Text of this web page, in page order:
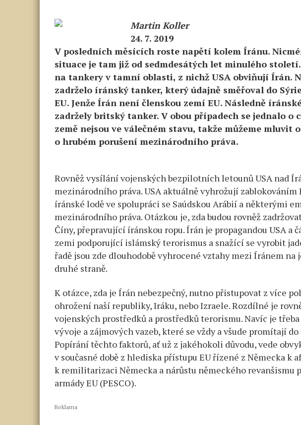
Martin Koller
24. 7. 2019
V posledních měsících roste napětí kolem Íránu.
situace je tam již od sedmdesátých let minulého
na tankery v tamní oblasti, z nichž USA obviňují Írán.
zadrželo íránský tanker, který údajně směřoval do
EU. Jenže Írán není členskou zemí EU. Následně
zadržely britský tanker. V obou případech se jednalo
země nejsou ve válečném stavu, takže můžeme
o hrubém porušení mezinárodního práva.
Rovněž vysílání vojenských bezpilotních letounů USA nad
mezinárodního práva. USA aktuálně vyhrožují
íránské lodě ve spolupráci se Saúdskou Arábií a některými
mezinárodního práva. Otázkou je, zda budou rovněž
Číny, přepravující íránskou ropu. Írán je propagandou USA a
zemi podporující islámský terorismus a snažící se vyrobit
řadě jsou zde dlouhodobě vyhrocené vztahy mezi Íránem na
druhé straně.
K otázce, zda je Írán nebezpečný, nutno přistupovat z více
ohrožení naší republiky, Iráku, nebo Izraele. Rozdílné je
vojenských prostředků a prostředků terorismu. Navíc je
vývoje a zájmových vazeb, které se vždy a všude promítají
Popírání těchto faktorů, ať už z jakéhokoli důvodu, vede
v současné době z hlediska přístupu EU řízené z Německa k
k remilitarizaci Německa a nárůstu německého revanšismu
armády EU (PESCO).
Reklama